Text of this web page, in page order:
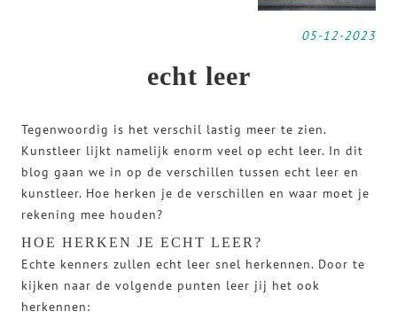
05-12-2023
echt leer
Tegenwoordig is het verschil lastig meer te zien.
Kunstleer lijkt namelijk enorm veel op echt leer. In dit
blog gaan we in op de verschillen tussen echt leer en
kunstleer. Hoe herken je de verschillen en waar moet je
rekening mee houden?
HOE HERKEN JE ECHT LEER?
Echte kenners zullen echt leer snel herkennen. Door te
kijken naar de volgende punten leer jij het ook
herkennen: